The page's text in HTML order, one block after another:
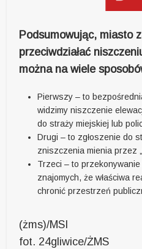
Podsumowując, miasto
przeciwdziałać
można na wiele
Pierwszy – to
widzimy niszczenie
do straży miejskiej lub
Drugi – to zgłoszenie do
zniszczenia mienia przez
Trzeci – to przekonywanie
znajomych, że właściwa
chronić przestrzeń
(żms)/MSI
fot. 24gliwice/ŻMS